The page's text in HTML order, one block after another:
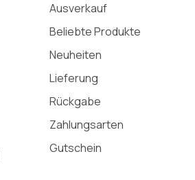
Ausverkauf
Beliebte Produkte
Neuheiten
Lieferung
Rückgabe
Zahlungsarten
Gutschein